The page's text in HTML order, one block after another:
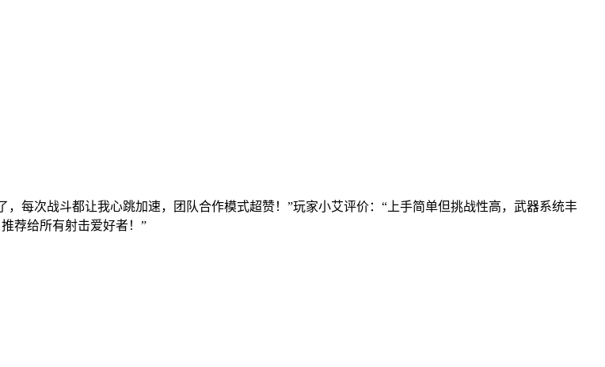
每次战斗都让我心跳加速，团队合作模式超赞！”玩家小艾评价：“上手简单但挑战性高，武器系统丰
荐给所有射击爱好者！”